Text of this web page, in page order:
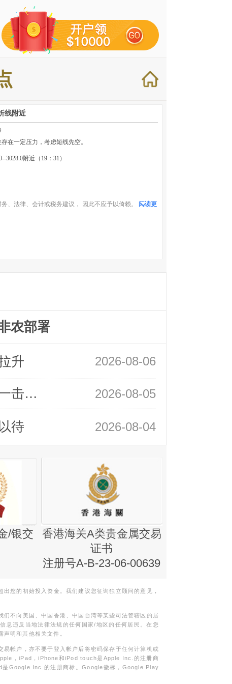
线附近
在一定压力，考虑短线先空。
附近（19：31）
、法律、会计或税务建议， 因此不应予以倚赖。
阅读更
农部署
升 2026-08-06
领峰金评：静待小非农指引 黄金或一击破局 2026-08-05
待 2026-08-04
/银交
香港海关A类贵金属交易
证书
注册号A-B-23-06-00639
您的初始投入资金。我们建议您征询独立顾问的意见，
不向美国、中国香港、中国台湾等某些司法管辖区的居
息违反当地法律法规的任何国家/地区的任何居民。在您
明和其他相关文件。
帐户，亦不要于登入帐户后将密码保存于任何计算机或
，iPad，iPhone和iPod touch是Apple Inc.的注册商
Google Inc.的注册商标。Google徽标，Google Play